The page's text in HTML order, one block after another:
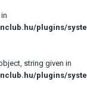
plugins/
string given in
plugins/